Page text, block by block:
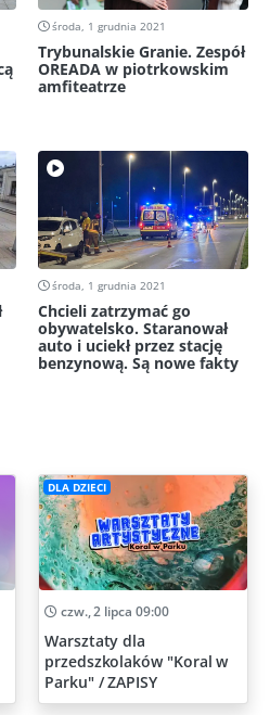
środa, 1 grudnia 2021
Trybunalskie Granie. Zespół
OREADA w piotrkowskim
amfiteatrze
środa, 1 grudnia 2021
Chcieli zatrzymać go
obywatelsko. Staranował
auto i uciekł przez stację
benzynową. Są nowe fakty
DLA DZIECI
czw., 2 lipca 09:00
Warsztaty dla
przedszkolaków "Koral w
Parku" / ZAPISY